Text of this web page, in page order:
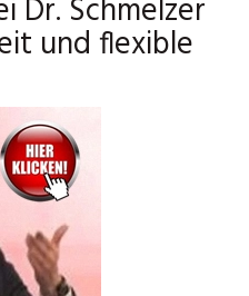
Dr. Schmelzer
und flexible